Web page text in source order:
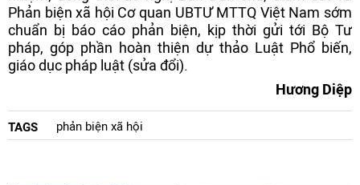
Phản biện xã hội Cơ quan UBTƯ MTTQ Việt Nam sớm
chuẩn bị báo cáo phản biện, kịp thời gửi tới Bộ Tư
pháp, góp phần hoàn thiện dự thảo Luật Phổ biến,
giáo dục pháp luật (sửa đổi).
Hương Diệp
TAGS phản biện xã hội